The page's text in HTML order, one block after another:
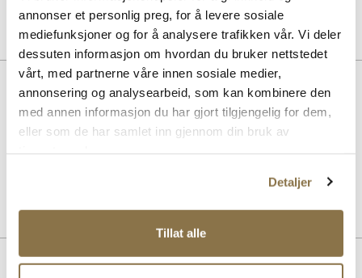
annonser et personlig preg, for å levere sosiale
mediefunksjoner og for å analysere trafikken vår. Vi deler
dessuten informasjon om hvordan du bruker nettstedet
vårt, med partnerne våre innen sosiale medier,
annonsering og analysearbeid, som kan kombinere den
med annen informasjon du har gjort tilgjengelig for dem,
eller som de har samlet inn gjennom din bruk av
Detaljer
Tillat alle
Beskrivelse
Klassiske pumps med en elegant kurvet hæl og trendy spiss silhuett
på tåpartiet. Pumpsen har en behagelig og myk innersåle, og en
Lev. art. nr25H1631
Produktdetaljer